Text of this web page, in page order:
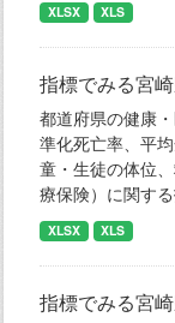
XLSX XLS
指標でみる宮
都道府県の健康
準化死亡率、平
童・生徒の体位
療保険）に関す
XLSX XLS
指標でみる宮